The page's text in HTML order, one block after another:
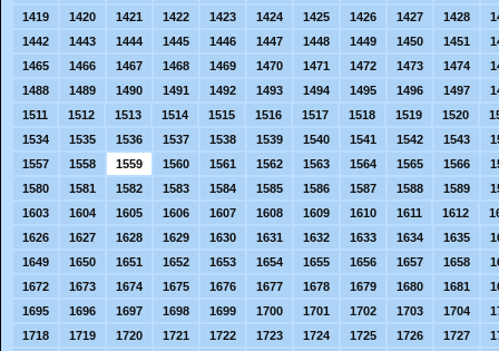
1419
1420 1421 1422 1423 1424 1425 1426 1427 1428
1442
1443 1444 1445 1446 1447 1448 1449 1450 1451
1465
1466 1467 1468 1469 1470 1471 1472 1473 1474
1488
1489 1490 1491 1492 1493 1494 1495 1496 1497
1511
1512 1513 1514 1515 1516 1517 1518 1519 1520
1534
1535 1536 1537 1538 1539 1540 1541 1542 1543
1557
1558 1559 1560 1561 1562 1563 1564 1565 1566
1580
1581 1582 1583 1584 1585 1586 1587 1588 1589
1603
1604 1605 1606 1607 1608 1609 1610 1611 1612
1626
1627 1628 1629 1630 1631 1632 1633 1634 1635
1649
1650 1651 1652 1653 1654 1655 1656 1657 1658
1672
1673 1674 1675 1676 1677 1678 1679 1680 1681
1695
1696 1697 1698 1699 1700 1701 1702 1703 1704
1718
1719 1720 1721 1722 1723 1724 1725 1726 1727